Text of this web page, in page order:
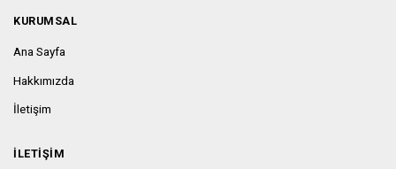
KURUMSAL
Ana Sayfa
Hakkımızda
İletişim
İLETIŞIM